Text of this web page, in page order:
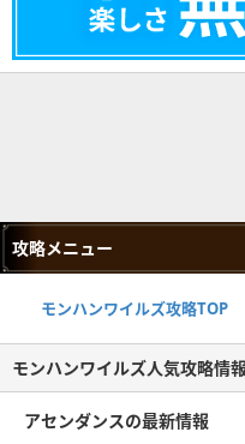
攻略メニュー
モンハンワイルズ攻略TOP
モンハンワイルズ人気攻略情
アセンダンスの最新情報